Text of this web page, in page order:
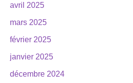
avril 2025
mars 2025
février 2025
janvier 2025
décembre 2024